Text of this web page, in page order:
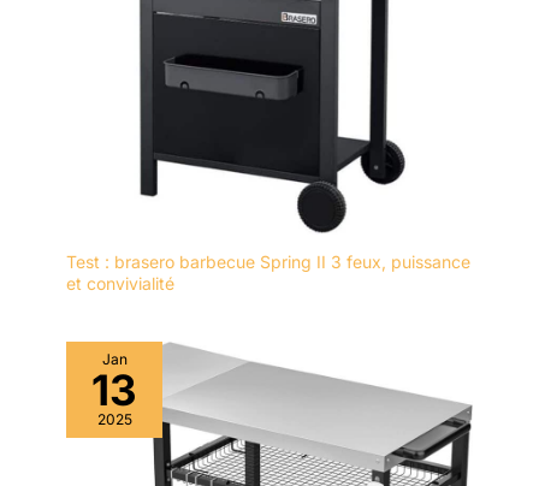
Test : brasero barbecue Spring II 3 feux, puissance
et convivialité
Jan
13
2025